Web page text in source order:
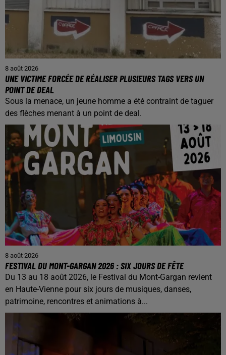
8 août 2026
UNE VICTIME FORCÉE DE RÉALISER PLUSIEURS TAGS VERS UN
POINT DE DEAL
Sous la menace, un jeune homme a été contraint de taguer
des flèches menant à un point de deal.
8 août 2026
FESTIVAL DU MONT-GARGAN 2026 : SIX JOURS DE FÊTE
Du 13 au 18 août 2026, le Festival du Mont-Gargan revient
en Haute-Vienne pour six jours de musiques, danses,
patrimoine, rencontres et animations à...